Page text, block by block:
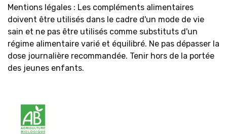
Mentions légales : Les compléments alimentaires
doivent être utilisés dans le cadre d'un mode de vie
sain et ne pas être utilisés comme substituts d'un
régime alimentaire varié et équilibré. Ne pas dépasser la
dose journalière recommandée. Tenir hors de la portée
des jeunes enfants.